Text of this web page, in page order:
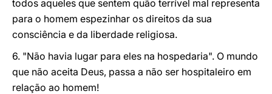
todos aqueles que sentem quão terrível mal representa
para o homem espezinhar os direitos da sua
consciência e da liberdade religiosa.
6. "Não havia lugar para eles na hospedaria". O mundo
que não aceita Deus, passa a não ser hospitaleiro em
relação ao homem!